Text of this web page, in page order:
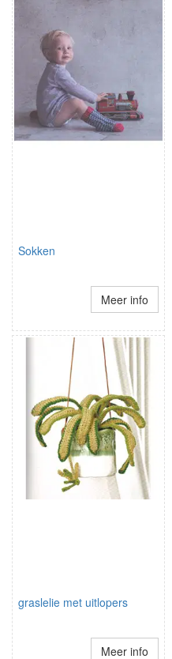
Sokken
Meer info
graslelie met uitlopers
Meer info